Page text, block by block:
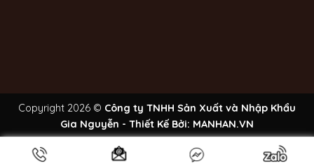
Copyright 2026 © Công ty TNHH Sản Xuất và Nhập Khẩu
Gia Nguyễn - Thiết Kế Bởi: MANHAN.VN